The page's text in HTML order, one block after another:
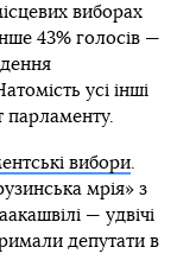
виборах
43% голосів —
усі інші
парламенту.
вибори.
мрія» з
— удвічі
депутати в